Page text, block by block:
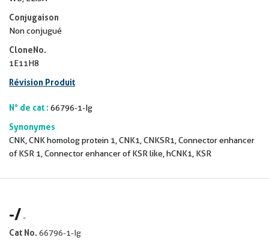
Conjugaison
Non conjugué
CloneNo.
1E11H8
Révision Produit
N° de cat : 66796-1-Ig
Synonymes
CNK, CNK homolog protein 1, CNK1, CNKSR1, Connector enhancer
of KSR 1, Connector enhancer of KSR like, hCNK1, KSR
-/-
Cat No. 66796-1-Ig